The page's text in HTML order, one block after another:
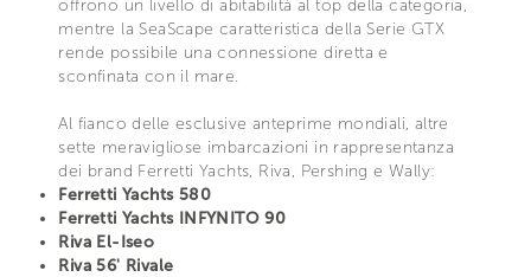
offrono un livello di abitabilità al top della categoria,
mentre la SeaScape caratteristica della Serie GTX
rende possibile una connessione diretta e
sconfinata con il mare.
Al fianco delle esclusive anteprime mondiali, altre
sette meravigliose imbarcazioni in rappresentanza
dei brand Ferretti Yachts, Riva, Pershing e Wally:
Ferretti Yachts 580
Ferretti Yachts INFYNITO 90
Riva El-Iseo
Riva 56' Rivale